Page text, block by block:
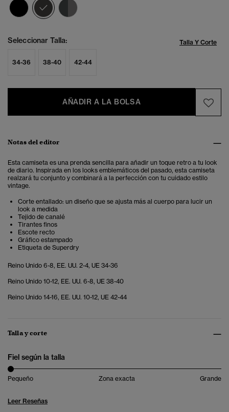
seleccionado
Seleccionar Talla: Talla Y Corte
34-36 38-40 42-44
AÑADIR A LA BOLSA
Notas del editor
Esta camiseta es una prenda sencilla para añadir un toque retro a tu look
de diario. Inspirada en los looks emblemáticos del pasado, esta camiseta
realzará tu conjunto y combinará a la perfección con tu cuidado estilo
vintage.
Corte entallado: un diseño que se ajusta más al cuerpo para lucir un
look a medida
Tejido de canalé
Tirantes finos
Escote recto
Gráfico estampado
Etiqueta de Superdry
Reino Unido 6-8, EE. UU. 2-4, UE 34-36
Reino Unido 10-12, EE. UU. 6-8, UE 38-40
Reino Unido 14-16, EE. UU. 10-12, UE 42-44
Talla y corte
Fiel según la talla
Pequeño Zona exacta Grande
Leer Reseñas